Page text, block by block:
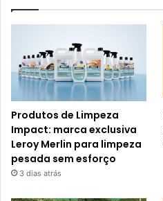
Produtos de Limpeza
Impact: marca exclusiva
Leroy Merlin para limpeza
pesada sem esforço
3 dias atrás